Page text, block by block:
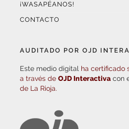
¡WASAPÉANOS!
CONTACTO
AUDITADO POR OJD
Este medio digital ha certificado
a través de OJD Interactiva con
de La Rioja.